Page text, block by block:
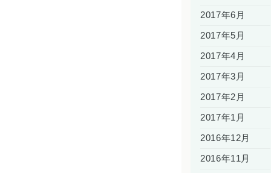
2017年6月
2017年5月
2017年4月
2017年3月
2017年2月
2017年1月
2016年12月
2016年11月